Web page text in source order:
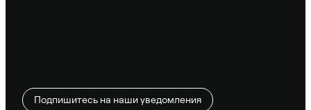
Подпишитесь на наши уведомления